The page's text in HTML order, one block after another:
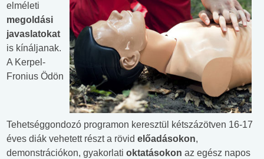
elméleti
megoldási
javaslatokat
is kínáljanak.
A Kerpel-
Fronius Ödön
Tehetséggondozó programon keresztül kétszázötven 16-17
éves diák vehetett részt a rövid előadásokon,
demonstrációkon, gyakorlati oktatásokon az egész napos